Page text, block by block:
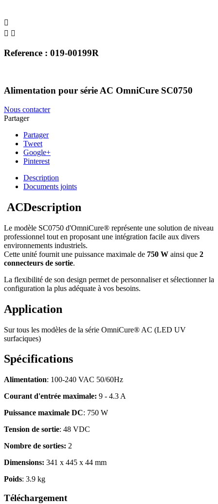

 
Reference : 019-00199R
Alimentation pour série AC OmniCure SC0750
Nous contacter
Partager
Partager
Tweet
Google+
Pinterest
Description
Documents joints
ACDescription
Le modèle SC0750 d'OmniCure® représente une solution de niveau
professionnel tout en proposant une intégration facile aux divers
environnements industriels.
Cette unité fournit une puissance maximale de 750 W ainsi que 2
connecteurs de sortie.
La flexibilité de son design permet de personnaliser et sélectionner la
configuration la plus adéquate à vos besoins.
Application
Sur tous les modèles de la série OmniCure® AC (LED UV
surfaciques)
Spécifications
Alimentation: 100-240 VAC 50/60Hz
Courant d'entrée maximale: 9 - 4.3 A
Puissance maximale DC: 750 W
Tension de sortie: 48 VDC
Nombre de sorties: 2
Dimensions: 341 x 445 x 44 mm
Poids: 3.9 kg
Téléchargement